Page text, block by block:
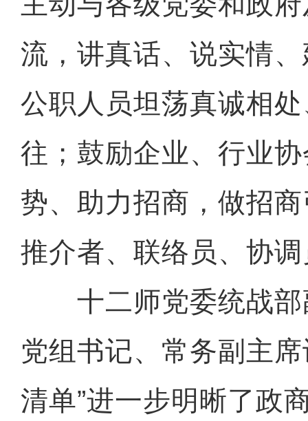
流，讲真话、说实情
公职人员坦荡真诚相
往；鼓励企业、行业
势、助力招商，做招
推介者、联络员、协
十二师党委统战部
党组书记、常务副主
清单”进一步明晰了政